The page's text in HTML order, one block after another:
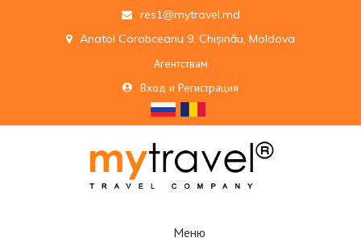
res1@mytravel.md
Anatol Corobceanu 9, Chișinău, Moldova
Агентствам
Вход и Регистрация
Меню